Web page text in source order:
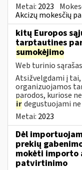
Metai: 2023
Akcizų mokesčių
kitų Europos
tarptautines
sumokėjimo
Web turinio sąrašas
Atsižvelgdami į
organizuojamos
parodos, kuriose
irdegustuojami
Metai: 2023
Dėl
prekių
mokėti importo
patvirtinimo